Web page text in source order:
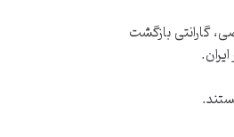
گارانتی بازگشت